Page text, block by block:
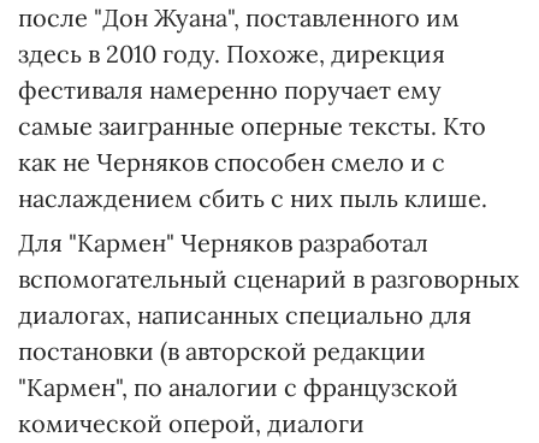
после "Дон Жуана", поставленного им
здесь в 2010 году. Похоже, дирекция
фестиваля намеренно поручает ему
самые заигранные оперные тексты. Кто
как не Черняков способен смело и с
наслаждением сбить с них пыль клише.
Для "Кармен" Черняков разработал
вспомогательный сценарий в разговорных
диалогах, написанных специально для
постановки (в авторской редакции
"Кармен", по аналогии с французской
комической оперой, диалоги